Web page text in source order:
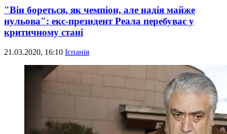
"Він бореться, як чемпіон, але надія майже
нульова": екс-президент Реала перебуває у
критичному стані
21.03.2020, 16:10 Іспанія